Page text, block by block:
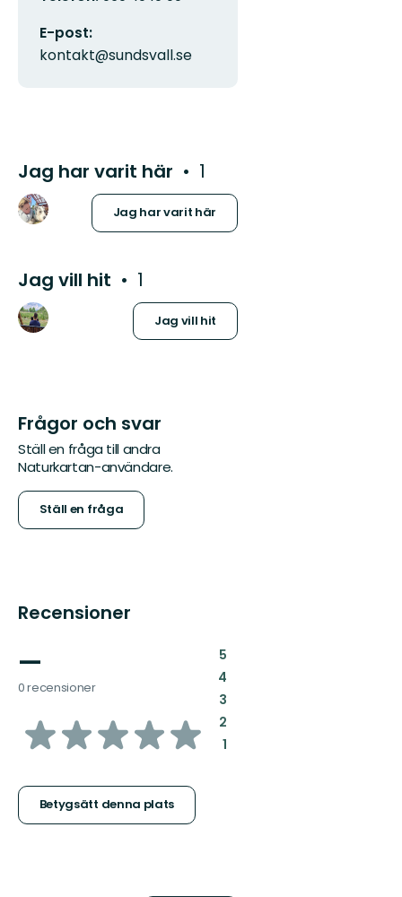
E-post:
kontakt@sundsvall.se
Jag har varit här 1
Jag har varit här
Jag vill hit 1
Jag vill hit
Frågor och svar
Ställ en fråga till andra
Naturkartan-användare.
Ställ en fråga
Recensioner
—
0 recensioner
av
stjärnor
Betygsätt denna plats
5:
4:
3:
2:
1: